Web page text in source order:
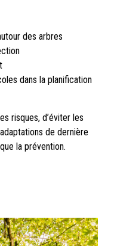
des arbres
dans la planification
risques, d’éviter les
de dernière
la prévention.